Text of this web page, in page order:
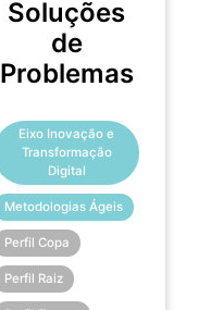
Soluções
de
Problemas
Eixo Inovação e
Transformação
Digital
Metodologias Ágeis
Perfil Copa
Perfil Raiz